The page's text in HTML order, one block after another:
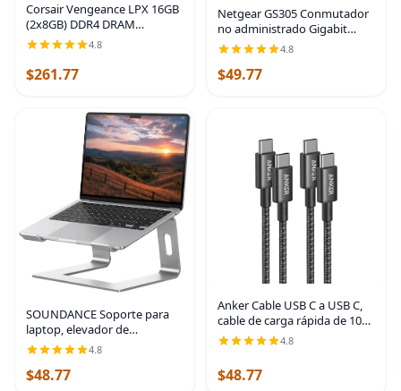
Corsair Vengeance LPX 16GB
(2x8GB) DDR4 DRAM
3200MHz C16 Kit de memoria
(CMK16GX4M2B3200C16)
4.8
$261.77
Netgear GS305 Conmutador
no administrado Gigabit
Ethernet de 5 puertos, hub
Ethernet de oficina, sin
4.8
$49.77
SOUNDANCE Soporte para
laptop, elevador de
computadora de aluminio,
elevador ergonómico para
computadoras portátiles,
4.8
$48.77
Anker Cable USB C a USB C,
cable de carga rápida de 100
W (paquete de 2, 3.3 pies,
Series, MacBook Pro 2020,
Pixel y más (no
4.8
$48.77